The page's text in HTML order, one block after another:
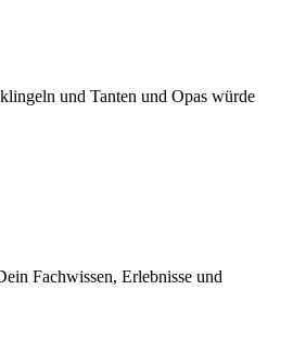
und Tanten und Opas würde
Fachwissen, Erlebnisse und